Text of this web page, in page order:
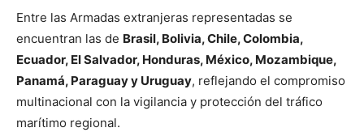
Entre las Armadas extranjeras representadas se
encuentran las de Brasil, Bolivia, Chile, Colombia,
Ecuador, El Salvador, Honduras, México, Mozambique,
Panamá, Paraguay y Uruguay, reflejando el compromiso
multinacional con la vigilancia y protección del tráfico
marítimo regional.